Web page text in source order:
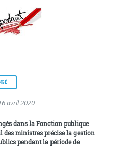
avril 2020
dans la Fonction publique
des ministres précise la gestion
pendant la période de